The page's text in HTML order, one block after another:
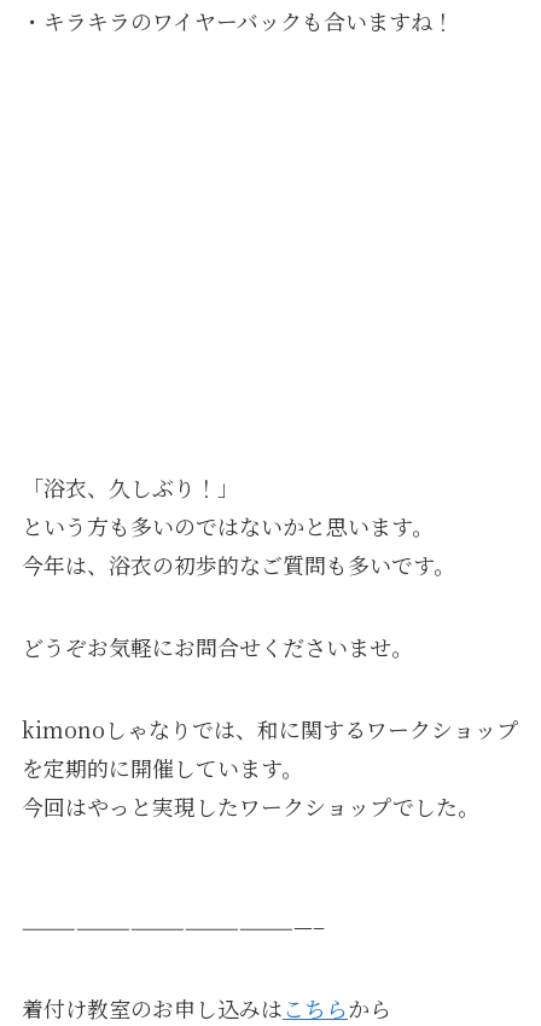
・キラキラのワイヤーバックも合いますね！
「浴衣、久しぶり！」
という方も多いのではないかと思います。
今年は、浴衣の初歩的なご質問も多いです。
どうぞお気軽にお問合せくださいませ｡
kimonoしゃなりでは、和に関するワークショップ
を定期的に開催しています。
今回はやっと実現したワークショップでした。
————————————————–
着付け教室のお申し込みはこちらから